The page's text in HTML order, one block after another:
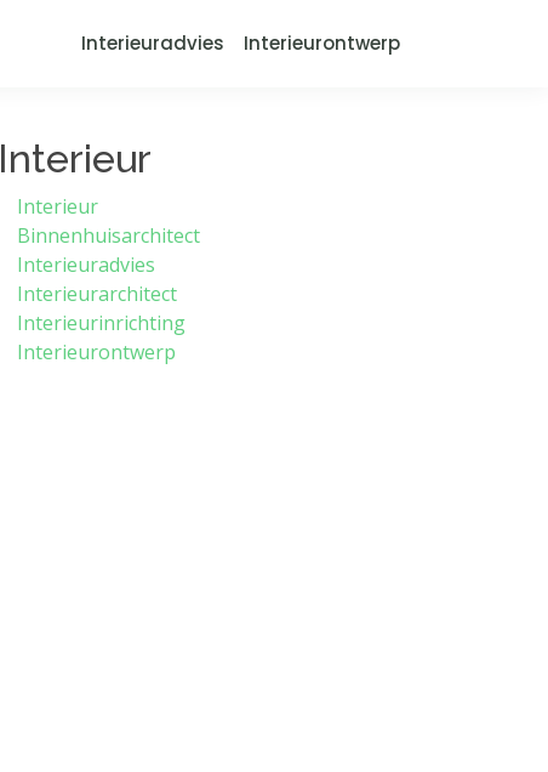
Interieuradvies Interieurontwerp
Interieur
Interieur
Binnenhuisarchitect
Interieuradvies
Interieurarchitect
Interieurinrichting
Interieurontwerp